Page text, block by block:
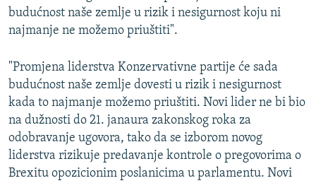
budućnost naše zemlje u rizik i nesigurnost koju ni
najmanje ne možemo priuštiti".
"Promjena liderstva Konzervativne partije će sada
budućnost naše zemlje dovesti u rizik i nesigurnost
kada to najmanje možemo priuštiti. Novi lider ne bi bio
na dužnosti do 21. janaura zakonskog roka za
odobravanje ugovora, tako da se izborom novog
liderstva rizikuje predavanje kontrole o pregovorima o
Brexitu opozicionim poslanicima u parlamentu. Novi